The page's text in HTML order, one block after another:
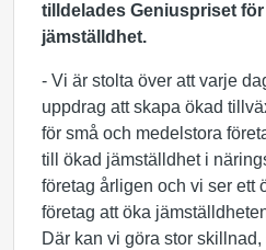
tilldelades Geniuspriset för
jämställdhet.
- Vi är stolta över att varje
uppdrag att skapa ökad
för små och medelstora
till ökad jämställdhet i
företag årligen och vi ser ett
företag att öka
Där kan vi göra stor